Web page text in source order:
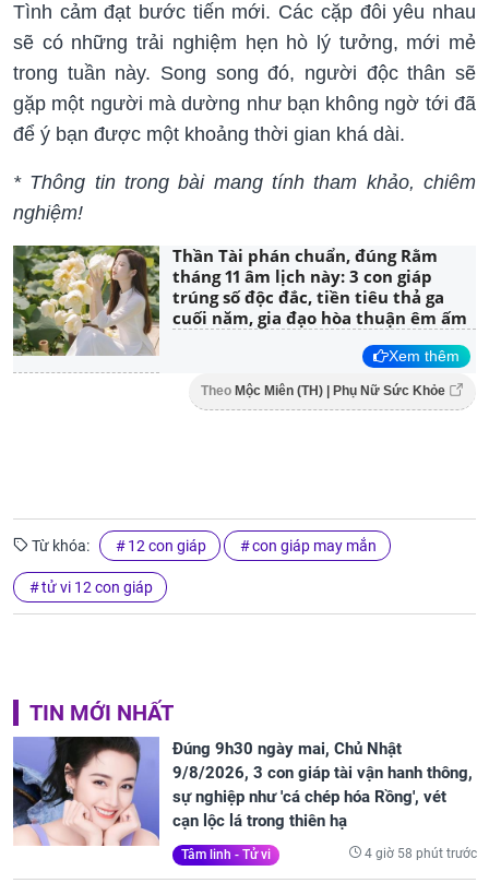
Tình cảm đạt bước tiến mới. Các cặp đôi yêu nhau
sẽ có những trải nghiệm hẹn hò lý tưởng, mới mẻ
trong tuần này. Song song đó, người độc thân sẽ
gặp một người mà dường như bạn không ngờ tới đã
để ý bạn được một khoảng thời gian khá dài.
* Thông tin trong bài mang tính tham khảo, chiêm
nghiệm!
Thần Tài phán chuẩn, đúng Rằm
tháng 11 âm lịch này: 3 con giáp
trúng số độc đắc, tiền tiêu thả ga
cuối năm, gia đạo hòa thuận êm ấm
Xem thêm
Theo Mộc Miên (TH) | Phụ Nữ Sức Khỏe
Từ khóa: 12 con giáp con giáp may mắn
tử vi 12 con giáp
TIN MỚI NHẤT
Đúng 9h30 ngày mai, Chủ Nhật
9/8/2026, 3 con giáp tài vận hanh thông,
sự nghiệp như 'cá chép hóa Rồng', vét
cạn lộc lá trong thiên hạ
Tâm linh - Tử vi 4 giờ 58 phút trước